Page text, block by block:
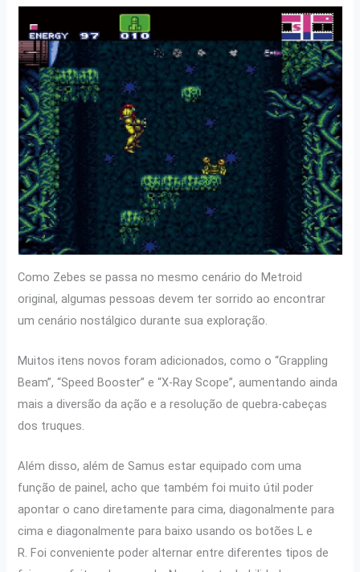
Como Zebes se passa no mesmo cenário do Metroid
original, algumas pessoas devem ter sorrido ao encontrar
um cenário nostálgico durante sua exploração.
Muitos itens novos foram adicionados, como o “Grappling
Beam”, “Speed ​​​​Booster” e “X-Ray Scope”, aumentando ainda
mais a diversão da ação e a resolução de quebra-cabeças
dos truques.
Além disso, além de Samus estar equipado com uma
função de painel, acho que também foi muito útil poder
apontar o cano diretamente para cima, diagonalmente para
cima e diagonalmente para baixo usando os botões L e
R. Foi conveniente poder alternar entre diferentes tipos de